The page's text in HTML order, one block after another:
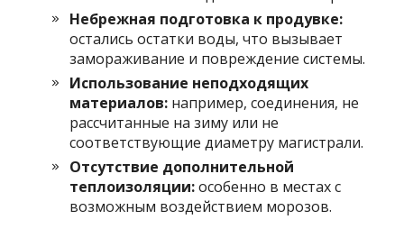
Небрежная подготовка к продувке:
остались остатки воды, что вызывает
замораживание и повреждение системы.
Использование неподходящих
материалов: например, соединения, не
рассчитанные на зиму или не
соответствующие диаметру магистрали.
Отсутствие дополнительной
теплоизоляции:особенно в местах с
возможным воздействием морозов.